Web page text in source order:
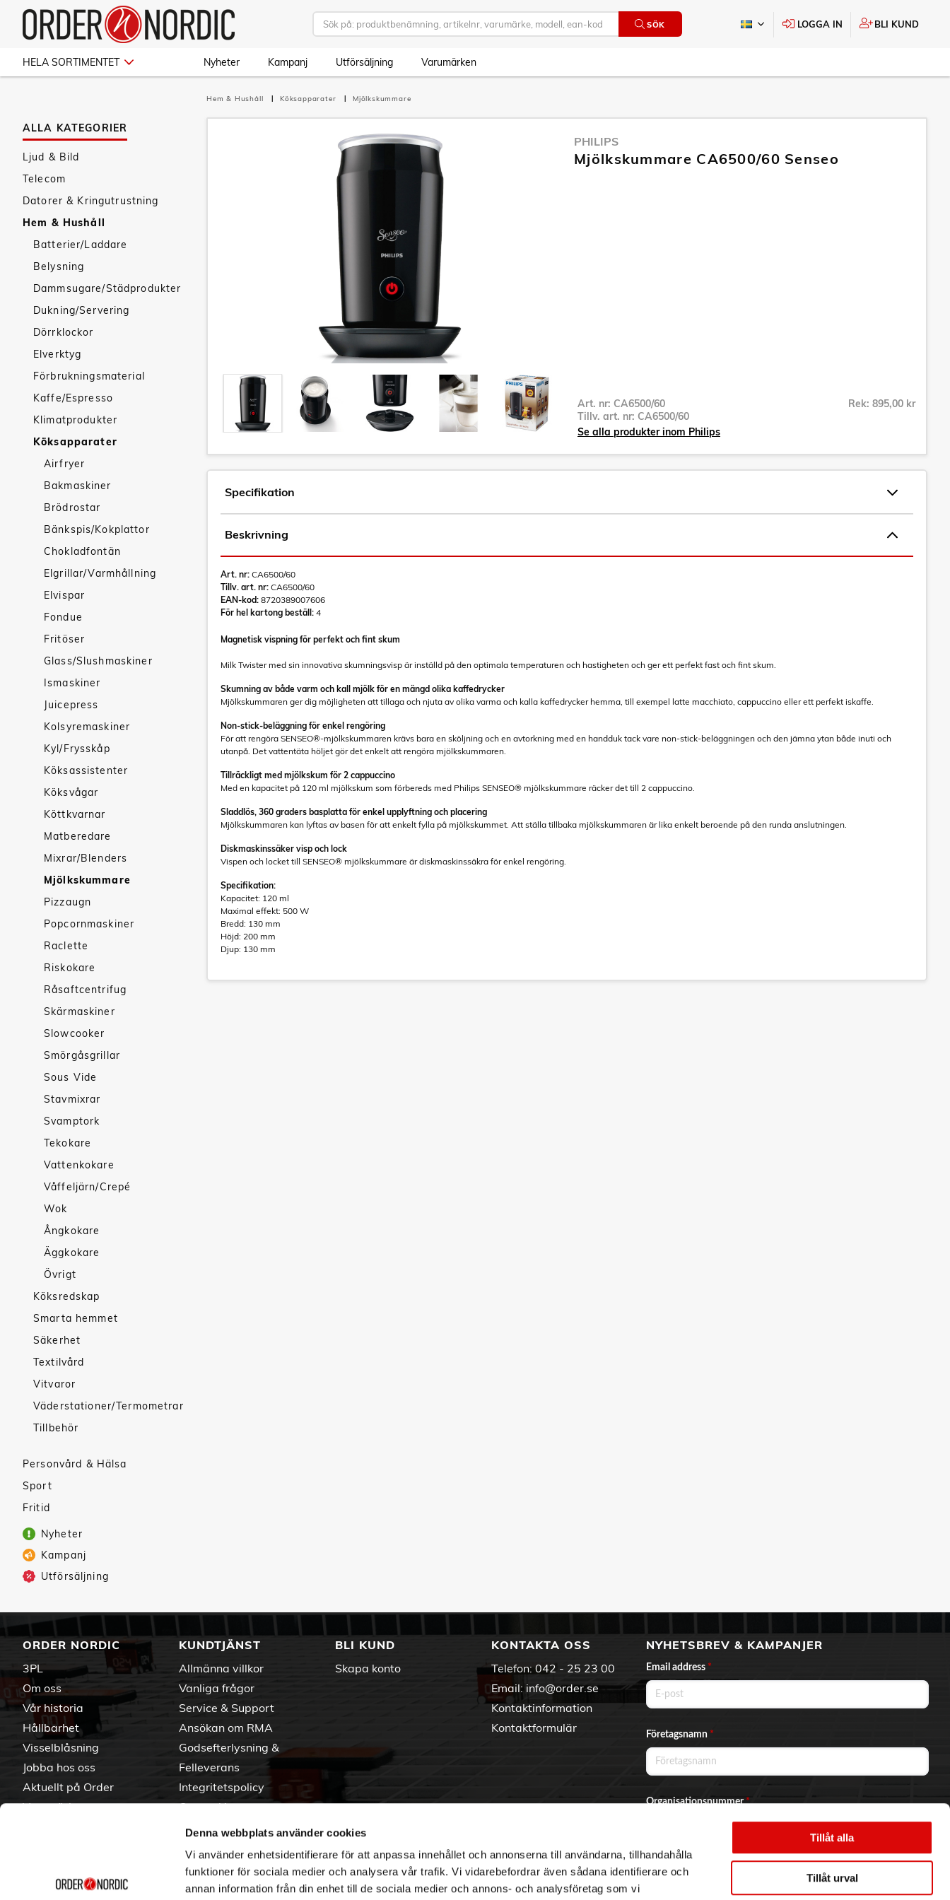
Denna webbplats använder cookies
Vi använder enhetsidentifierare för att anpassa innehållet och annonserna till användarna, tillhandahålla
funktioner för sociala medier och analysera vår trafik. Vi vidarebefordrar även sådana identifierare och
annan information från din enhet till de sociala medier och annons- och analysföretag som vi
Tillåt alla
Tillåt urval
SÖK LOGGA IN BLI KUND
HELA SORTIMENTET Nyheter Kampanj Utförsäljning Varumärken
ALLA KATEGORIER
Ljud & Bild
Telecom
Datorer & Kringutrustning
Hem & Hushåll
Batterier/Laddare
Belysning
Dammsugare/Städprodukter
Dukning/Servering
Dörrklockor
Elverktyg
Förbrukningsmaterial
Kaffe/Espresso
Klimatprodukter
Köksapparater
Airfryer
Bakmaskiner
Brödrostar
Bänkspis/Kokplattor
Chokladfontän
Elgrillar/Varmhållning
Elvispar
Fondue
Fritöser
Glass/Slushmaskiner
Ismaskiner
Juicepress
Kolsyremaskiner
Kyl/Frysskåp
Köksassistenter
Köksvågar
Köttkvarnar
Matberedare
Mixrar/Blenders
Mjölkskummare
Pizzaugn
Popcornmaskiner
Raclette
Riskokare
Råsaftcentrifug
Skärmaskiner
Slowcooker
Smörgåsgrillar
Sous Vide
Stavmixrar
Svamptork
Tekokare
Vattenkokare
Våffeljärn/Crepé
Wok
Ångkokare
Äggkokare
Övrigt
Köksredskap
Smarta hemmet
Säkerhet
Textilvård
Vitvaror
Väderstationer/Termometrar
Tillbehör
Personvård & Hälsa
Sport
Fritid
Nyheter
Kampanj
Utförsäljning
Hem & Hushåll Köksapparater Mjölkskummare
PHILIPS
Mjölkskummare CA6500/60 Senseo
Art. nr: CA6500/60
Tillv. art. nr: CA6500/60
Rek: 895,00 kr
Se alla produkter inom Philips
Specifikation
Beskrivning
Art. nr: CA6500/60
Tillv. art. nr: CA6500/60
EAN-kod: 8720389007606
För hel kartong beställ: 4
Magnetisk vispning för perfekt och fint skum
Milk Twister med sin innovativa skumningsvisp är inställd på den optimala temperaturen och hastigheten och ger ett perfekt fast och fint skum.
Skumning av både varm och kall mjölk för en mängd olika kaffedrycker
Mjölkskummaren ger dig möjligheten att tillaga och njuta av olika varma och kalla kaffedrycker hemma, till exempel latte macchiato, cappuccino eller ett perfekt iskaffe.
Non-stick-beläggning för enkel rengöring
För att rengöra SENSEO®-mjölkskummaren krävs bara en sköljning och en avtorkning med en handduk tack vare non-stick-beläggningen och den jämna ytan både inuti och
utanpå. Det vattentäta höljet gör det enkelt att rengöra mjölkskummaren.
Tillräckligt med mjölkskum för 2 cappuccino
Med en kapacitet på 120 ml mjölkskum som förbereds med Philips SENSEO® mjölkskummare räcker det till 2 cappuccino.
Sladdlös, 360 graders basplatta för enkel upplyftning och placering
Mjölkskummaren kan lyftas av basen för att enkelt fylla på mjölkskummet. Att ställa tillbaka mjölkskummaren är lika enkelt beroende på den runda anslutningen.
Diskmaskinssäker visp och lock
Vispen och locket till SENSEO® mjölkskummare är diskmaskinssäkra för enkel rengöring.
Specifikation:
Kapacitet: 120 ml
Maximal effekt: 500 W
Bredd: 130 mm
Höjd: 200 mm
Djup: 130 mm
ORDER NORDIC
3PL
Om oss
Vår historia
Hållbarhet
Visselblåsning
Jobba hos oss
Aktuellt på Order
Varumärken
KUNDTJÄNST
Allmänna villkor
Vanliga frågor
Service & Support
Ansökan om RMA
Godsefterlysning &
Felleverans
Integritetspolicy
Om cookies
BLI KUND
Skapa konto
KONTAKTA OSS
Telefon: 042 - 25 23 00
Email: info@order.se
Kontaktinformation
Kontaktformulär
NYHETSBREV & KAMPANJER
Email address *
Företagsnamn *
Organisationsnummer*
Ja, jag vill prenumerera på nyhetsbrevet.